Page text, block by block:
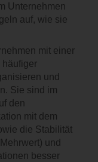
Unternehmen
auf, wie sie
mit einer
häufiger
und
Sie sind im
den
mit dem
die Stabilität
und
besser